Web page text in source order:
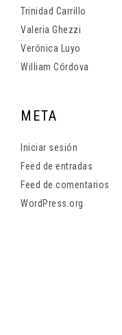
Trinidad Carrillo
Valeria Ghezzi
Verónica Luyo
William Córdova
META
Iniciar sesión
Feed de entradas
Feed de comentarios
WordPress.org